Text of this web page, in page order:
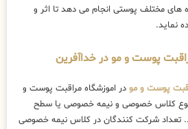
های مختلف پوستی انجام می دهد تا اثر و
نماید.
پوست و مو در خداآفرین
پوست و مو در اموزشگاه مراقبت پوست و
نوع کلاس خصوصی و نیمه خصوصی یا سطح
تعداد شرکت کنندگان در کلاس نیمه خصوصی